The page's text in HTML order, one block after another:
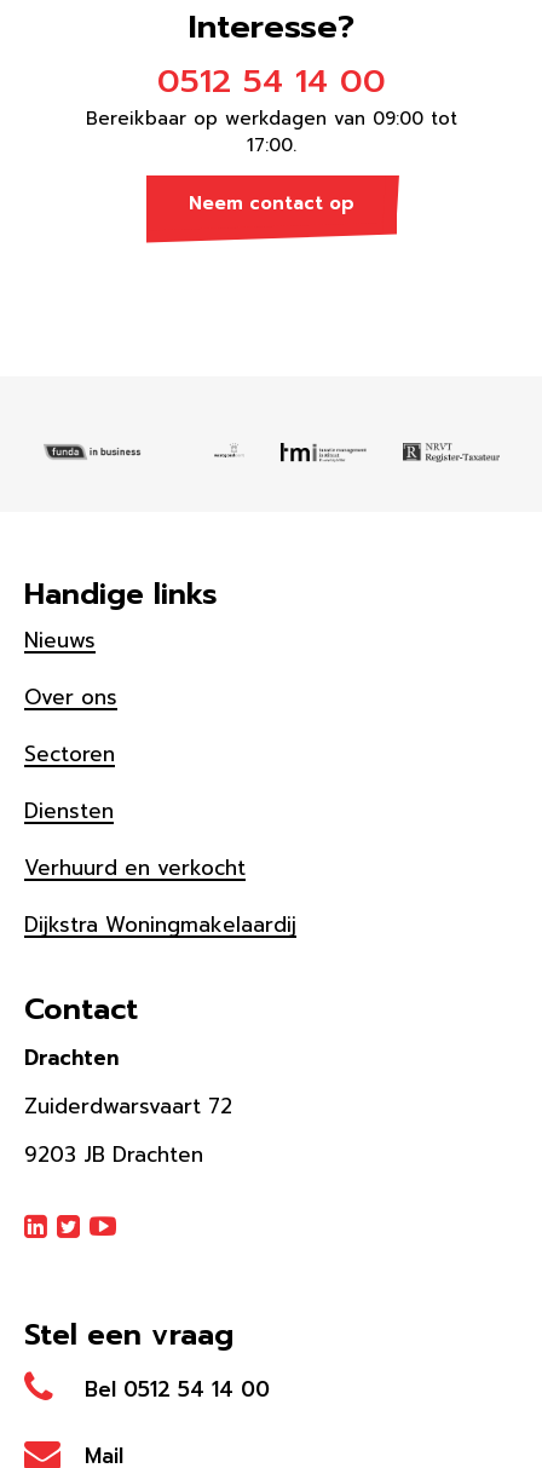
Interesse?
0512 54 14 00
Bereikbaar op werkdagen van 09:00 tot
17:00.
Neem contact op
Handige links
Nieuws
Over ons
Sectoren
Diensten
Verhuurd en verkocht
Dijkstra Woningmakelaardij
Contact
Drachten
Zuiderdwarsvaart 72
9203 JB Drachten
Stel een vraag
Bel 0512 54 14 00
Mail